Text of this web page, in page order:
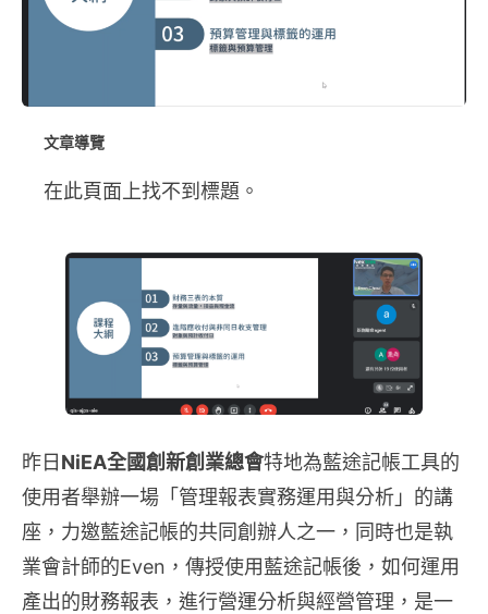
文章導覽
在此頁面上找不到標題。
昨日 NiEA全國創新創業總會特地為藍途記帳工具的
使用者舉辦一場「管理報表實務運用與分析」的講
座，力邀藍途記帳的共同創辦人之一，同時也是執
業會計師的Even，傳授使用藍途記帳後，如何運用
產出的財務報表，進行營運分析與經營管理，是一